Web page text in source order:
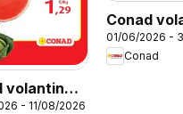
volantino
- 11/08/2026
Conad
Viaggi
Last Minute
01/06/2026 -
Conad